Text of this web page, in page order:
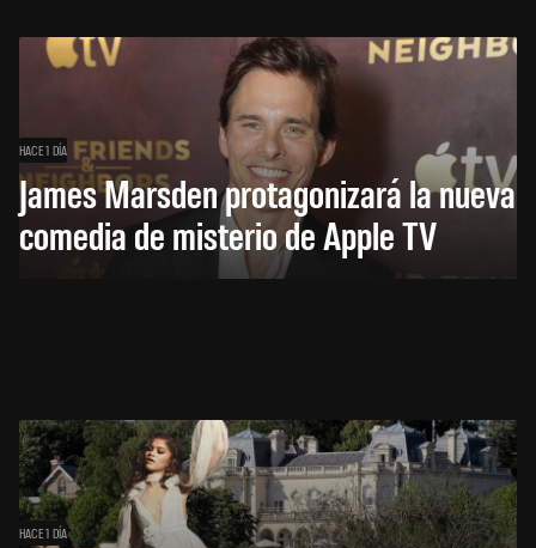
HACE 1 DÍA
James Marsden protagonizará la nueva
comedia de misterio de Apple TV
HACE 1 DÍA